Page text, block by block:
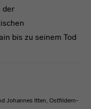
der
bis zu seinem Tod
Johannes Itten, Ostfildern-